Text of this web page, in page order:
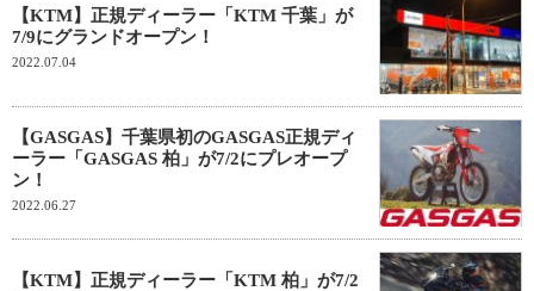
【KTM】正規ディーラー「KTM 千葉」が
7/9にグランドオープン！
2022.07.04
【GASGAS】千葉県初のGASGAS正規ディ
ーラー「GASGAS 柏」が7/2にプレオープ
ン！
2022.06.27
【KTM】正規ディーラー「KTM 柏」が7/2